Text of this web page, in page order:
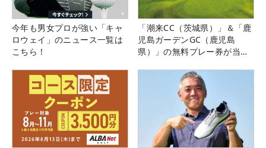
今年も男女プロが強い「キャ
ロウェイ」のニュース一覧は
こちら！
「潮来CC（茨城県）」＆「鹿
児島ガーデンGC（鹿児島
県）」の無料プレー券が当た